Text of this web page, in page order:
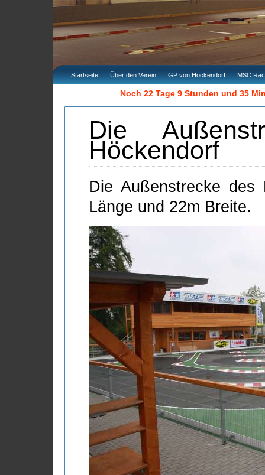
Noch 22 Tage 9 Stunden und 35
Startseite Über den Verein GP von Höckendorf MSC
Die
Höckendorf
Die Außenstrecke des
Länge und 22m Breite.